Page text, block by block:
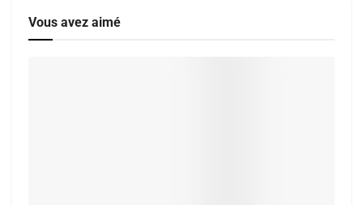
Vous avez aimé